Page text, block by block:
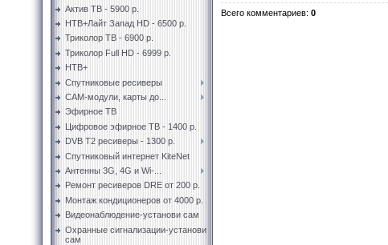
Актив ТВ - 5900 р.
НТВ+Лайт Запад HD - 6500 р.
Триколор ТВ - 6900 р.
Триколор Full HD - 6999 р.
НТВ+
Спутниковые ресиверы
CAM-модули, карты до...
Эфирное ТВ
Цифровое эфирное ТВ - 1400 р.
DVB T2 ресиверы - 1300 р.
Спутниковый интернет KiteNet
Антенны 3G, 4G и Wi-...
Ремонт ресиверов DRE от 200 р.
Монтаж кондиционеров от 4000 р.
Видеонаблюдение-установи сам
Охранные сигнализации-установи
сам
Всего комментариев: 0